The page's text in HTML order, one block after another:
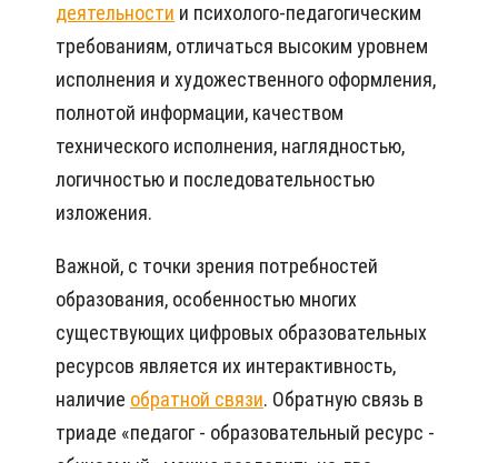
деятельности и психолого-педагогическим
требованиям, отличаться высоким уровнем
исполнения и художественного оформления,
полнотой информации, качеством
технического исполнения, наглядностью,
логичностью и последовательностью
изложения.
Важной, с точки зрения потребностей
образования, особенностью многих
существующих цифровых образовательных
ресурсов является их интерактивность,
наличие обратной связи. Обратную связь в
триаде «педагог - образовательный ресурс -